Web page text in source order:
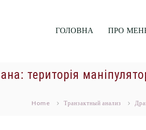
ГОЛОВНА ПРО
територія
Home Транзактный анализ